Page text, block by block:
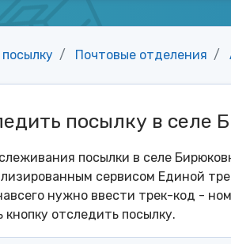
Почтовые отделения
посылку в селе
посылки в селе
сервисом Единой
нужно ввести трек-код -
кнопку отследить посылку.